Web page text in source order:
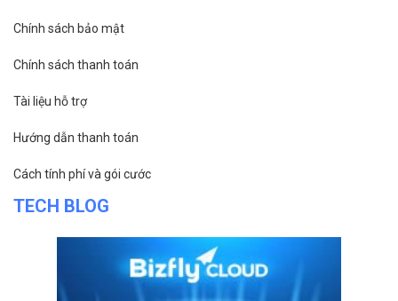
Chính sách bảo mật
Chính sách thanh toán
Tài liệu hỗ trợ
Hướng dẫn thanh toán
Cách tính phí và gói cước
TECH BLOG